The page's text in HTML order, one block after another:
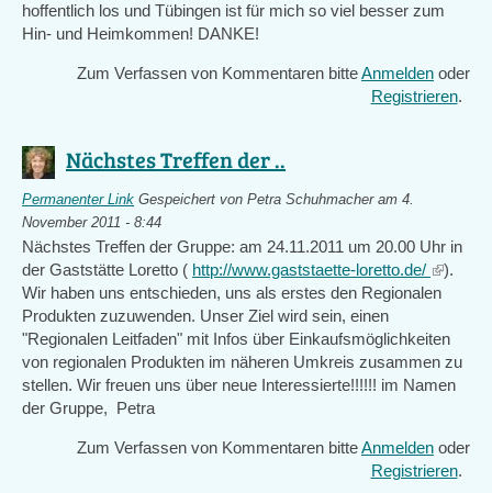
hoffentlich los und Tübingen ist für mich so viel besser zum
Hin- und Heimkommen! DANKE!
Zum Verfassen von Kommentaren bitteAnmelden oder
Registrieren.
Nächstes Treffen der ..
Permanenter Link Gespeichert von Petra Schuhmacheram 4.
November 2011 - 8:44
Nächstes Treffen der Gruppe: am 24.11.2011 um 20.00 Uhr in
der Gaststätte Loretto ( http://www.gaststaette-loretto.de/ (link
is
).
Wir haben uns entschieden, uns als erstes den Regionalen
Produkten zuzuwenden. Unser Ziel wird sein, einen
"Regionalen Leitfaden" mit Infos über Einkaufsmöglichkeiten
von regionalen Produkten im näheren Umkreis zusammen zu
stellen. Wir freuen uns über neue Interessierte!!!!!! im Namen
der Gruppe, Petra
Zum Verfassen von Kommentaren bitteAnmelden oder
Registrieren.